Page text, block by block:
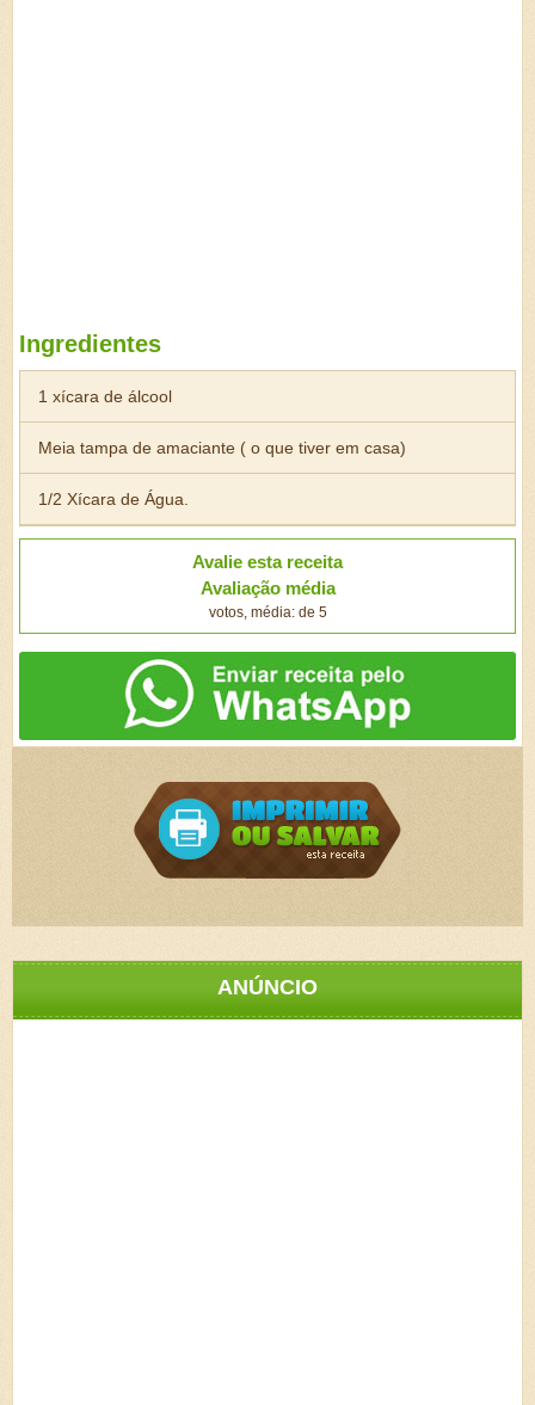
Ingredientes
1 xícara de álcool
Meia tampa de amaciante ( o que tiver em casa)
1/2 Xícara de Água.
Avalie esta receita
Avaliação média
votos, média: de 5
ANÚNCIO